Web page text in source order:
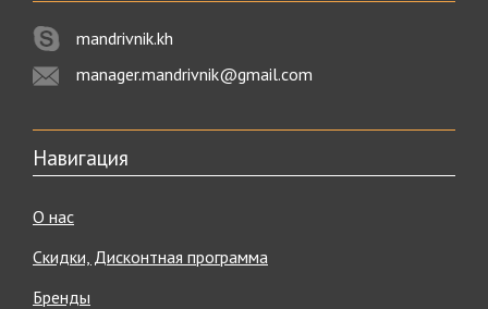
mandrivnik.kh
manager.mandrivnik@gmail.com
Навигация
О нас
Скидки, Дисконтная программа
Бренды